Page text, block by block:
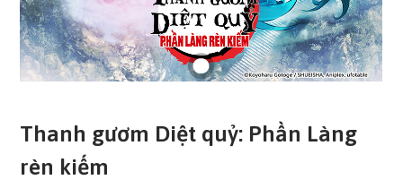
Thanh gươm Diệt quỷ: Phần Làng
rèn kiếm